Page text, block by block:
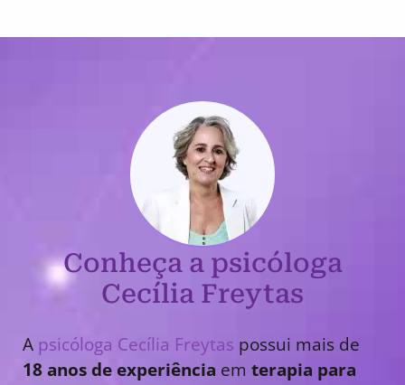
Conheça a psicóloga
Cecília Freytas
A psicóloga Cecília Freytas possui mais de
18 anos de experiência em terapia para